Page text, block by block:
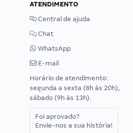
ATENDIMENTO
Central de ajuda
Chat
WhatsApp
E-mail
Horário de atendimento:
segunda a sexta (8h às 20h),
sábado (9h às 13h).
Foi aprovado?
Envie-nos a sua história!